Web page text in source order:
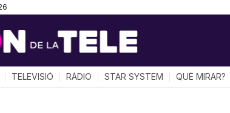
TELEVISIÓ RÀDIO STAR SYSTEM QUÈ MIRAR?